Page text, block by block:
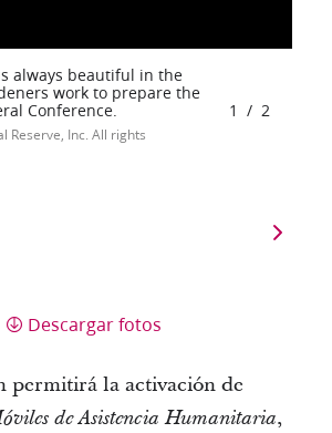
always beautiful in the
work to prepare the
Conference.
Reserve, Inc. All rights
1 / 2
Descargar fotos
permitirá la activación de
de Asistencia Humanitaria,